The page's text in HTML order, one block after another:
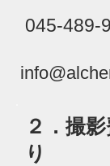
２．撮
り